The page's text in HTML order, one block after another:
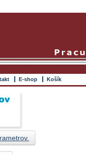
E-shop Košík